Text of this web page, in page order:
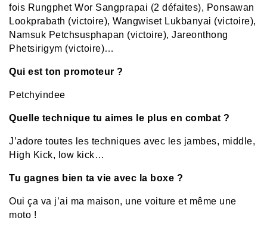
fois Rungphet Wor Sangprapai (2 défaites), Ponsawan
Lookprabath (victoire), Wangwiset Lukbanyai (victoire),
Namsuk Petchsusphapan (victoire), Jareonthong
Phetsirigym (victoire)…
Qui est ton promoteur ?
Petchyindee
Quelle technique tu aimes le plus en combat ?
J’adore toutes les techniques avec les jambes, middle,
High Kick, low kick…
Tu gagnes bien ta vie avec la boxe ?
Oui ça va j’ai ma maison, une voiture et même une
moto !